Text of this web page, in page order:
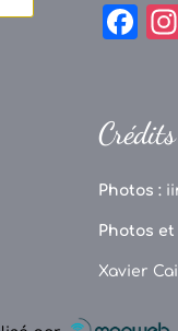
F
e
o
o
k
Crédits
Photos :
Photos et
Xavier